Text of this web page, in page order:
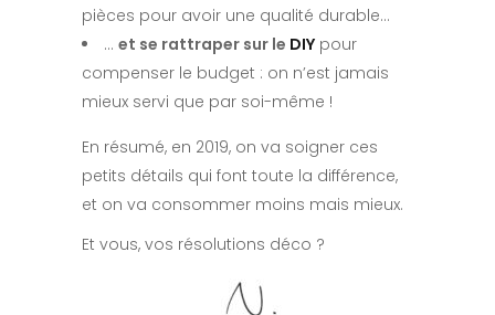
pièces pour avoir une qualité durable…
… et se rattraper sur le DIY pour
compenser le budget : on n’est jamais
mieux servi que par soi-même !
En résumé, en 2019, on va soigner ces
petits détails qui font toute la différence,
et on va consommer moins mais mieux.
Et vous, vos résolutions déco ?